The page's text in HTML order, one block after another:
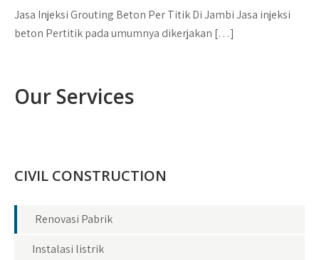
Jasa Injeksi Grouting Beton Per Titik Di Jambi Jasa injeksi
beton Pertitik pada umumnya dikerjakan […]
Our Services
CIVIL CONSTRUCTION
Renovasi Pabrik
Instalasi listrik